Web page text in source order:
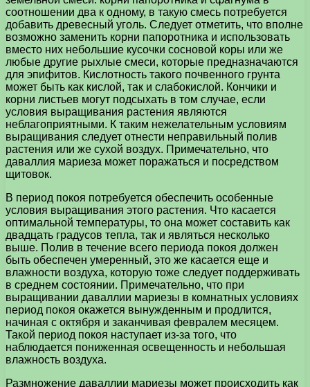
соотношении два к одному, в такую смесь потребуется
добавить древесный уголь. Следует отметить, что вполне
возможно заменить корни папоротника и использовать
вместо них небольшие кусочки сосновой коры или же
любые другие рыхлые смеси, которые предназначаются
для эпифитов. Кислотность такого почвенного грунта
может быть как кислой, так и слабокислой. Кончики и
корни листьев могут подсыхать в том случае, если
условия выращивания растения являются
неблагоприятными. К таким нежелательным условиям
выращивания следует отнести неправильный полив
растения или же сухой воздух. Примечательно, что
даваллия мариеза может поражаться и посредством
щитовок.
В период покоя потребуется обеспечить особенные
условия выращивания этого растения. Что касается
оптимальной температуры, то она может составить как
двадцать градусов тепла, так и являться несколько
выше. Полив в течение всего периода покоя должен
быть обеспечен умеренный, это же касается еще и
влажности воздуха, которую тоже следует поддерживать
в среднем состоянии. Примечательно, что при
выращивании даваллии мариезы в комнатных условиях
период покоя окажется вынужденным и продлится,
начиная с октября и заканчивая февралем месяцем.
Такой период покоя наступает из-за того, что
наблюдается пониженная освещенность и небольшая
влажность воздуха.
Размножение даваллии мариезы может происходить как